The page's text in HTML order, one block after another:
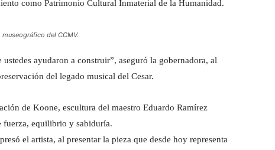
como Patrimonio Cultural Inmaterial de la Humanidad.
del CCMV.
ayudaron a construir”, aseguró la gobernadora, al
del legado musical del Cesar.
de Koone, escultura del maestro Eduardo Ramírez
fuerza, equilibrio y sabiduría.
el artista, al presentar la pieza que desde hoy representa